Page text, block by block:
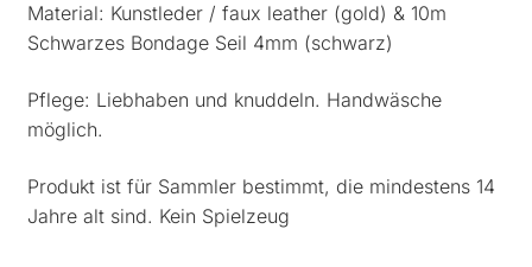
Material: Kunstleder / faux leather (gold) & 10m
Schwarzes Bondage Seil 4mm (schwarz)
Pflege: Liebhaben und knuddeln. Handwäsche
möglich.
Produkt ist für Sammler bestimmt, die mindestens 14
Jahre alt sind. Kein Spielzeug